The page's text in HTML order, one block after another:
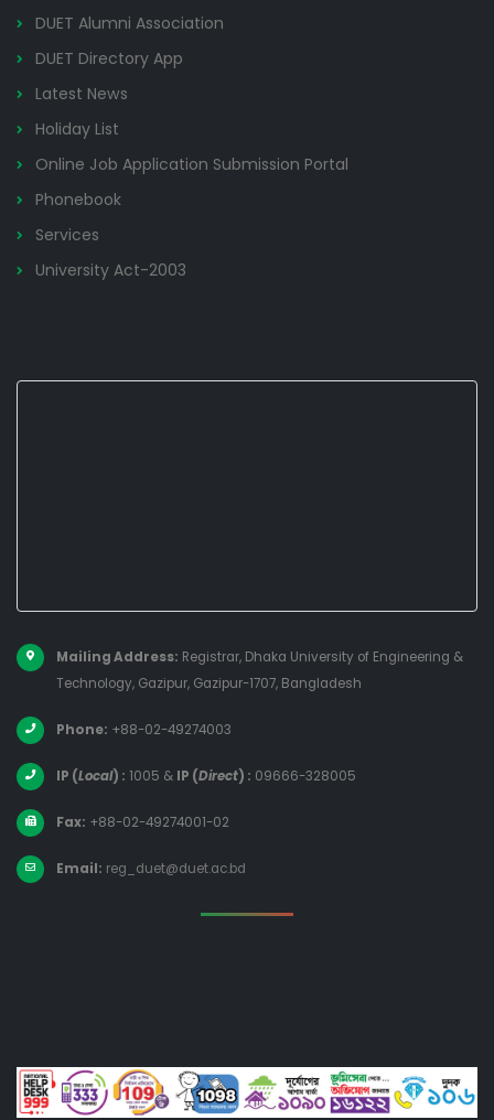
DUET Alumni Association
DUET Directory App
Latest News
Holiday List
Online Job Application Submission Portal
Phonebook
Services
University Act-2003
Mailing Address: Registrar, Dhaka University of Engineering &
Technology, Gazipur, Gazipur-1707, Bangladesh
Phone: +88-02-49274003
IP (Local) : 1005 & IP (Direct) : 09666-328005
Fax: +88-02-49274001-02
Email: reg_duet@duet.ac.bd